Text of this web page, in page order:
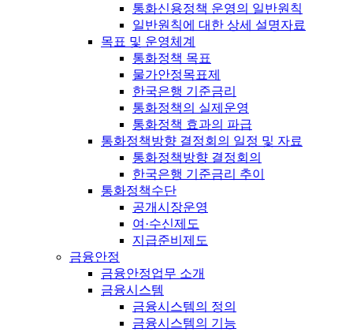
통화신용정책 운영의 일반원칙
일반원칙에 대한 상세 설명자료
목표 및 운영체계
통화정책 목표
물가안정목표제
한국은행 기준금리
통화정책의 실제운영
통화정책 효과의 파급
통화정책방향 결정회의 일정 및 자료
통화정책방향 결정회의
한국은행 기준금리 추이
통화정책수단
공개시장운영
여·수신제도
지급준비제도
금융안정
금융안정업무 소개
금융시스템
금융시스템의 정의
금융시스템의 기능